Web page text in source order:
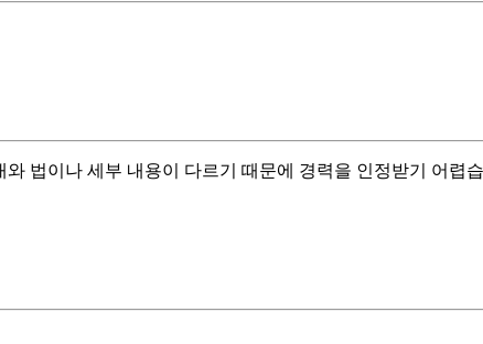
법이나 세부 내용이 다르기 때문에 경력을 인정받기 어렵